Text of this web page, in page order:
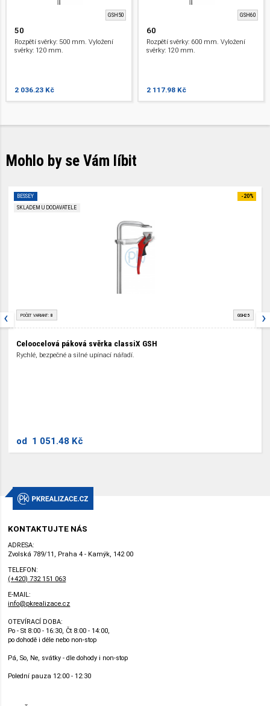
GSH50
50
Rozpětí svěrky: 500 mm. Vyložení
svěrky: 120 mm.
2 036.23 Kč
GSH60
60
Rozpětí svěrky: 600 mm. Vyložení
svěrky: 120 mm.
2 117.98 Kč
Mohlo by se Vám líbit
SKLADEM U DODAVATELE
BESSEY -20%
POČET VARIANT: 8 GSH25
Celoocelová páková svěrka classiX GSH
Rychlé, bezpečné a silné upínací nářadí.
od 1 051.48 Kč
‹ ›
KONTAKTUJTE NÁS
ADRESA:
Zvolská 789/11, Praha 4 - Kamýk, 142 00
TELEFON:
(+420) 732 151 063
E-MAIL:
info@pkrealizace.cz
OTEVÍRACÍ DOBA:
Po - St 8:00 - 16:30, Čt 8:00 - 14:00,
po dohodě i déle nebo non-stop
Pá, So, Ne, svátky - dle dohody i non-stop
Polední pauza 12:00 - 12:30